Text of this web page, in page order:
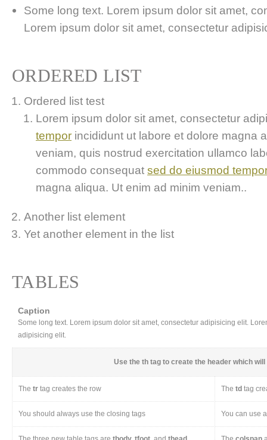
Some long text. Lorem ipsum dolor sit amet,
Lorem ipsum dolor sit amet, consectetur
ORDERED LIST
Ordered list test
Lorem ipsum dolor sit amet, consectetur
tempor incididunt ut labore et dolore magna
veniam, quis nostrud exercitation ullamco
commodo consequat sed do eiusmod
magna aliqua. Ut enim ad minim veniam..
Another list element
Yet another element in the list
TABLES
Caption
Some long text. Lorem ipsum dolor sit amet, consectetur adipisicing elit.
adipisicing elit.
Use the th tag to create the header which
The tr tag creates the row The td tag
You should always use the closing tags You can use